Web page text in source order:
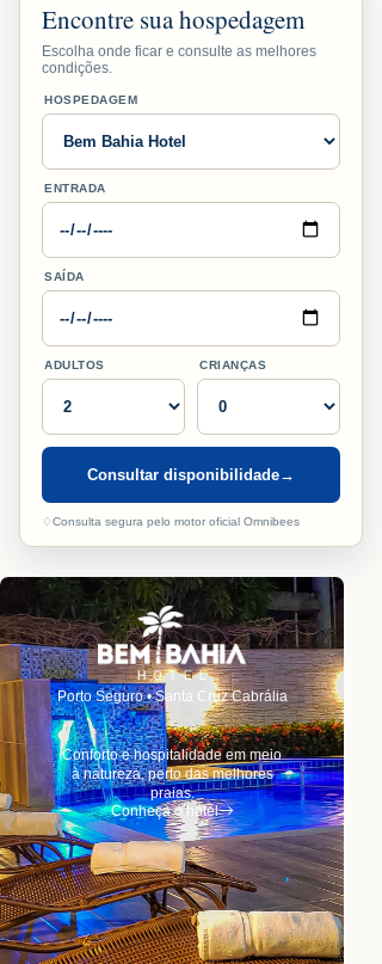
Encontre sua hospedagem
Escolha onde ficar e consulte as melhores
condições.
HOSPEDAGEM
ENTRADA
SAÍDA
ADULTOS CRIANÇAS
Consultar disponibilidade→
♢Consulta segura pelo motor oficial Omnibees
Porto Seguro • Santa Cruz Cabrália
Conforto e hospitalidade em meio
à natureza, perto das melhores
praias.
Conheça o hotel